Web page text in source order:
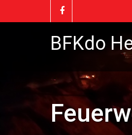
BFKdo